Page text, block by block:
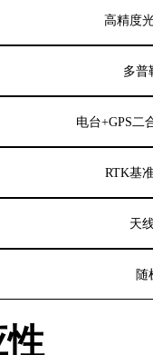
高精度
多普
电台+GPS 二
RTK基
天
随
性